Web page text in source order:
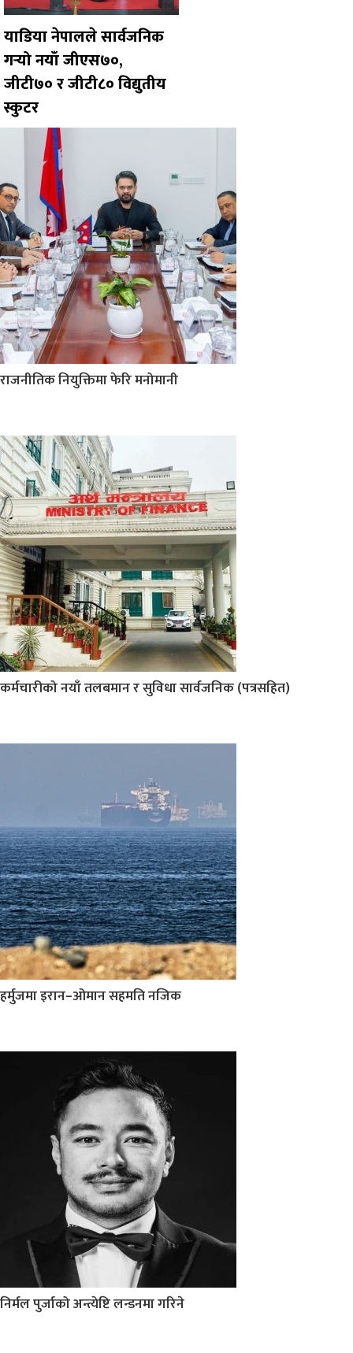
याडिया नेपालले सार्वजनिक
गर्‍यो नयाँ जीएस७०,
जीटी७० र जीटी८० विद्युतीय
स्कुटर
राजनीतिक नियुक्तिमा फेरि मनोमानी
कर्मचारीको नयाँ तलबमान र सुविधा सार्वजनिक (पत्रसहित)
हर्मुजमा इरान–ओमान सहमति नजिक
निर्मल पुर्जाको अन्त्येष्टि लन्डनमा गरिने